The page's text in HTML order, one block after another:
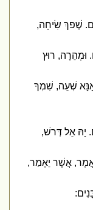
שְׁפךְ שִׂיחָה,
רוּץ
שְׁעֵה, שִׁמְךָ
אֵל דְּרשׁ,
אֲשֶׁר יֵאָמַר,